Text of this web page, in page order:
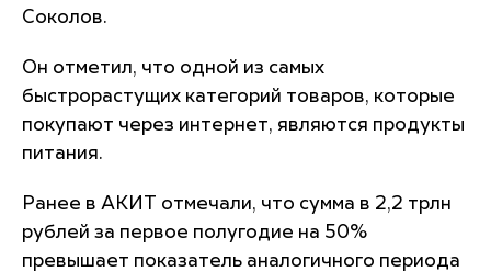
Соколов.
Он отметил, что одной из самых
быстрорастущих категорий товаров, которые
покупают через интернет, являются продукты
питания.
Ранее в АКИТ отмечали, что сумма в 2,2 трлн
рублей за первое полугодие на 50%
превышает показатель аналогичного периода